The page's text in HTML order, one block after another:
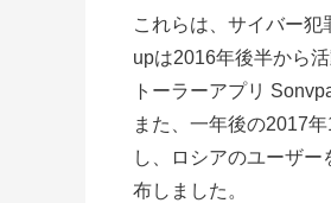
これらは、サイバー
upは2016年後半から
トーラーアプリ
また、一年後の2017
し、ロシアのユーザー
布しました。